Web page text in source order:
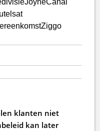
JoyneCanal
Ziggo
klanten niet
kan later